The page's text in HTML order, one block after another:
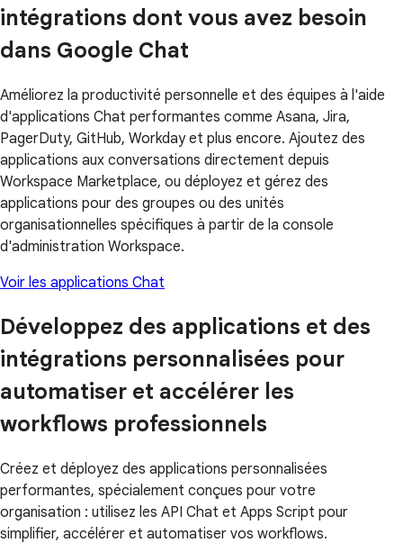
intégrations dont vous avez besoin
dans Google Chat
Améliorez la productivité personnelle et des équipes à l'aide
d'applications Chat performantes comme Asana, Jira,
PagerDuty, GitHub, Workday et plus encore. Ajoutez des
applications aux conversations directement depuis
Workspace Marketplace, ou déployez et gérez des
applications pour des groupes ou des unités
organisationnelles spécifiques à partir de la console
d'administration Workspace.
Voir les applications Chat
Développez des applications et des
intégrations personnalisées pour
automatiser et accélérer les
workflows professionnels
Créez et déployez des applications personnalisées
performantes, spécialement conçues pour votre
organisation : utilisez les API Chat et Apps Script pour
simplifier, accélérer et automatiser vos workflows.